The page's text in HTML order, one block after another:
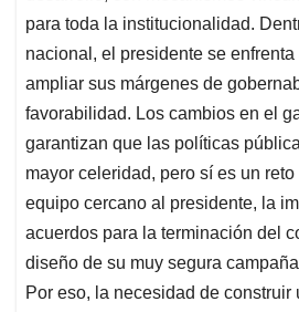
para toda la institucionalidad.
nacional, el presidente se
ampliar sus márgenes de
favorabilidad. Los cambios en el
garantizan que las políticas
mayor celeridad, pero sí es un reto
equipo cercano al presidente, la
acuerdos para la terminación del
diseño de su muy segura
Por eso, la necesidad de construir